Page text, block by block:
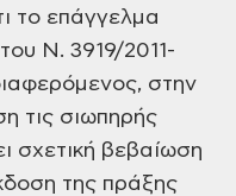
το επάγγελμα
Ν. 3919/2011-
στην
τις σιωπηρής
σχετική βεβαίωση
της πράξης